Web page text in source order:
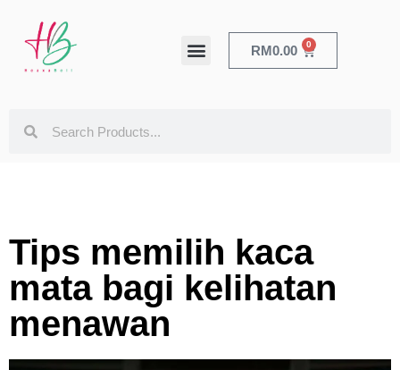
RM0.00 0
Tips memilih kaca
mata bagi kelihatan
menawan